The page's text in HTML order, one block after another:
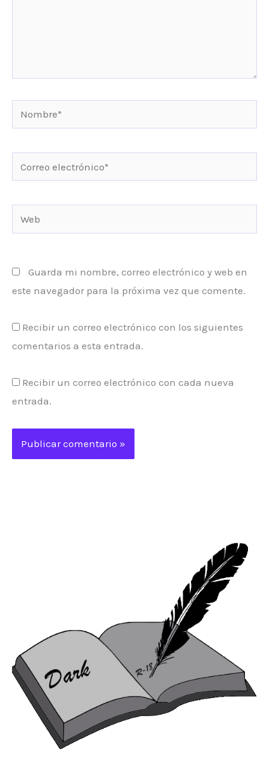
Nombre*
electrónico*
Guarda mi nombre, correo electrónico y web en
este navegador para la próxima vez que comente.
Recibir un correo electrónico con los siguientes
comentarios a esta entrada.
Recibir un correo electrónico con cada nueva
entrada.